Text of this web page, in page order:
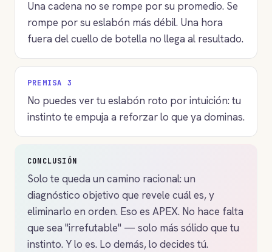
Una cadena no se rompe por su promedio. Se
rompe por su eslabón más débil. Una hora
fuera del cuello de botella no llega al resultado.
PREMISA 3
No puedes ver tu eslabón roto por intuición: tu
instinto te empuja a reforzar lo que ya dominas.
CONCLUSIÓN
Solo te queda un camino racional: un
diagnóstico objetivo que revele cuál es, y
eliminarlo en orden. Eso es APEX. No hace falta
que sea "irrefutable" — solo más sólido que tu
instinto. Y lo es. Lo demás, lo decides tú.